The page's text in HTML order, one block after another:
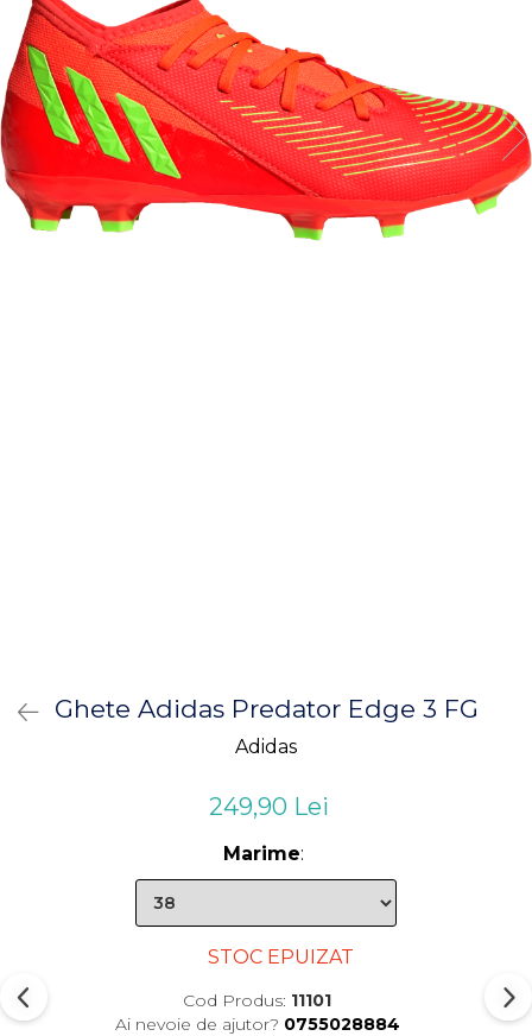
Ghete Adidas Predator Edge 3 FG
Adidas
249,90 Lei
Marime:
STOC EPUIZAT
Cod Produs: 11101
Ai nevoie de ajutor? 0755028884